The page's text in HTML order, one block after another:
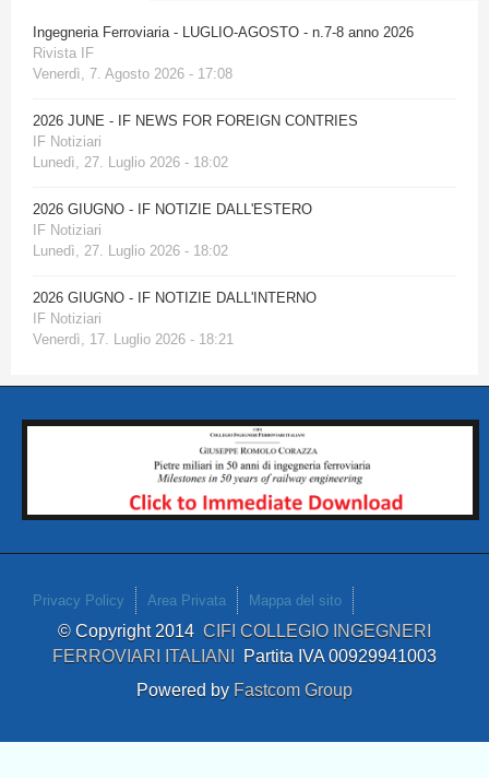
Ingegneria Ferroviaria - LUGLIO-AGOSTO - n.7-8 anno 2026
Rivista IF
Venerdì, 7. Agosto 2026 - 17:08
2026 JUNE - IF NEWS FOR FOREIGN CONTRIES
IF Notiziari
Lunedì, 27. Luglio 2026 - 18:02
2026 GIUGNO - IF NOTIZIE DALL'ESTERO
IF Notiziari
Lunedì, 27. Luglio 2026 - 18:02
2026 GIUGNO - IF NOTIZIE DALL'INTERNO
IF Notiziari
Venerdì, 17. Luglio 2026 - 18:21
Privacy Policy Area Privata Mappa del sito
© Copyright 2014 CIFI COLLEGIO INGEGNERI
FERROVIARI ITALIANI Partita IVA 00929941003
Powered by Fastcom Group